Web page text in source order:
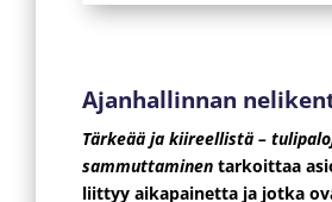
Ajanhallinnan
Tärkeää ja kiireellistä –
sammuttaminentarkoittaa
liittyy aikapainetta ja jotka